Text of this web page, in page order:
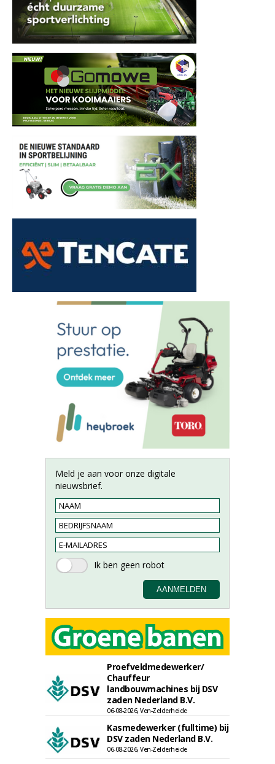
Meld je aan voor onze digitale
nieuwsbrief.
Proefveldmedewerker/
Chauffeur
landbouwmachines bij DSV
zaden Nederland B.V.
06-08-2026, Ven-Zelderheide
Kasmedewerker (fulltime) bij
DSV zaden Nederland B.V.
06-08-2026, Ven-Zelderheide